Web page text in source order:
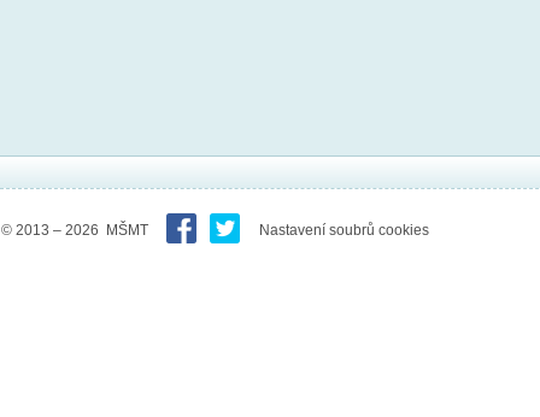
© 2013 – 2026 MŠMT Nastavení soubrů cookies